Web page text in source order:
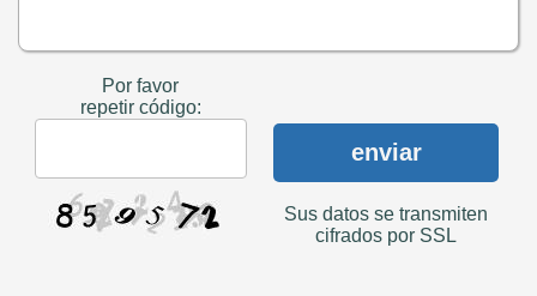
Por favor
repetir código:
enviar
Sus datos se transmiten
cifrados por SSL